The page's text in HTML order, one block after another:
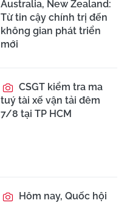
Australia, New Zealand:
Từ tin cậy chính trị đến
không gian phát triển
mới
CSGT kiểm tra ma
tuý tài xế vận tải đêm
7/8 tại TP HCM
Hôm nay, Quốc hội